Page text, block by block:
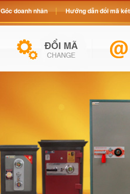
Góc doanh nhân Hướng dẫn đổi mã két